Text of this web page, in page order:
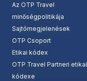
Az OTP Travel
minőségpolitikája
Sajtómegjelenések
OTP Csoport
Etikai kódex
OTP Travel Partneri etikai
kódexe